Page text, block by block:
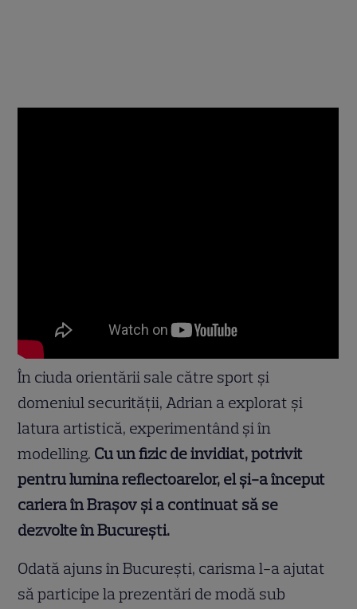
În ciuda orientării sale către sport și
domeniul securității, Adrian a explorat și
latura artistică, experimentând și în
modelling. Cu un fizic de invidiat, potrivit
pentru lumina reflectoarelor, el și-a început
cariera în Brașov și a continuat să se
dezvolte în București.
Odată ajuns în București, carisma l-a ajutat
să participe la prezentări de modă sub